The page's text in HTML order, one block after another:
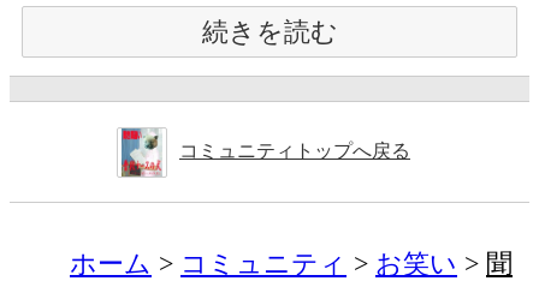
続きを読む
コミュニティトップへ戻る
ホーム コミュニティ お笑い
聞